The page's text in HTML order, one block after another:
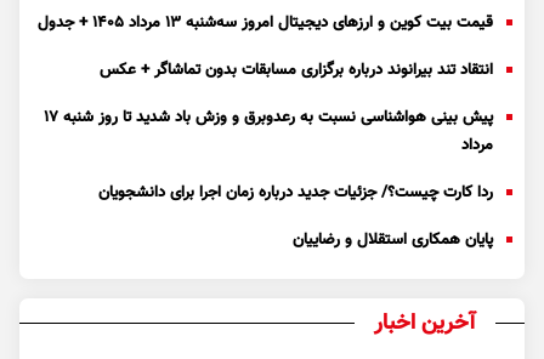
قیمت بیت کوین و ارز‌های دیجیتال امروز سه‌شنبه ۱۳ مرداد ۱۴۰۵ + جدول
انتقاد تند بیرانوند درباره برگزاری مسابقات بدون تماشاگر + عکس
پیش بینی هواشناسی نسبت به رعدوبرق و وزش باد شدید تا روز شنبه ۱۷
مرداد
ردا کارت چیست؟/ جزئیات جدید درباره زمان اجرا برای دانشجویان
پایان همکاری استقلال و رضاییان
آخرین اخبار